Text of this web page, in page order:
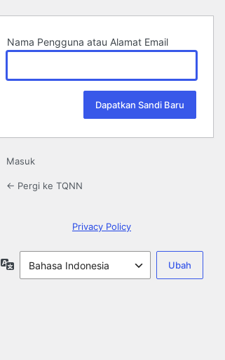
Nama Pengguna atau Alamat Email
Masuk
← Pergi ke TQNN
Privacy Policy
Bahasa